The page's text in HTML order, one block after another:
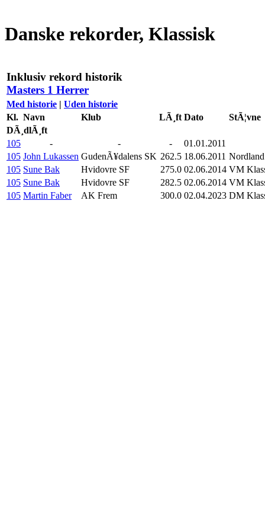
Danske rekorder, Klassisk
Inklusiv rekord historik
Masters 1 Herrer
Med historie | Uden historie
Kl. Navn Klub LÃ¸ft Dato
StÃ¦vne
DÃ¸dlÃ¸ft
105
- - -
01.01.2011
105 John Lukassen GudenÃ¥dalens SK 262.5 18.06.2011
105 Sune Bak Hvidovre SF 275.0 02.06.2014 VM
105 Sune Bak Hvidovre SF 282.5 02.06.2014 VM
105 Martin Faber AK Frem 300.0 02.04.2023 DM